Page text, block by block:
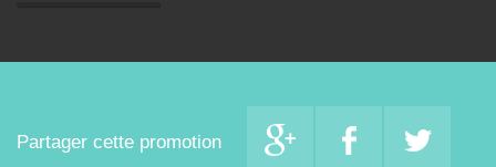
Partager cette promotion